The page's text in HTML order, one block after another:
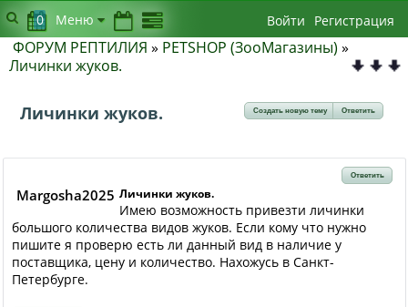
ФОРУМ РЕПТИЛИЯ » PETSHOP (ЗооМагазины) »
Личинки жуков.
Личинки жуков. Создать новую тему Ответить
Ответить
Margosha2025 Личинки жуков.
Имею возможность привезти личинки
большого количества видов жуков. Если кому что нужно
пишите я проверю есть ли данный вид в наличие у
поставщика, цену и количество. Нахожусь в Санкт-
Петербурге.
0 Меню Войти Регистрация